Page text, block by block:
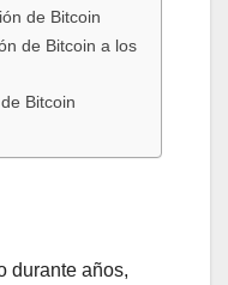
de Bitcoin
de Bitcoin a los
Bitcoin
durante años,